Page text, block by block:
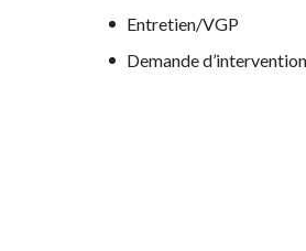
Entretien/VGP
Demande d’intervention